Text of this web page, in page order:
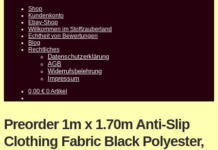
Shop
Kundenkonto
Ebay-Shop
Willkommen im Stoffzauberland
Echtheit von Bewertungen
Blog
Rechtliches
Datenschutzerklärung
AGB
Widerrufsbelehrung
Impressum
0,00€ 0 Artikel
Preorder 1m x 1.70m Anti-Slip
Clothing Fabric Black Polyester,